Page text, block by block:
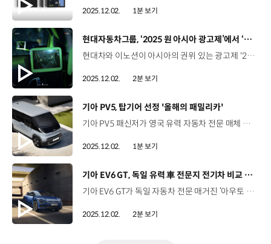
2025.12.02. 1분 보기
[동영상]
현대자동차그룹, ‘2025 원 아시아 광고제’에서 ‘올해의 브랜드’ 등 4관왕 쾌거
현대차와 이노션이 아시아의 권위 있는 광고제 '2025 원 아시아’에서 4관왕을 차지하며 브랜드 경쟁력을 입증했습니다. ‘원 아시아’는 ‘더 원 클럽 포 크리에이티비티’ 주관으로 지난 2020년부터, 아시아태평양 지역 내 최고의 크리에이티브 작품과 에이전시를 선정해오고 있습니다. 현대차는 지속적이고 혁신적인 브랜드 활동을 통해 한국 브랜드 최초로 '올해의 브랜드'로 선정됐고, 이노션도 국내 최초로 ‘올해의 에이전시’를 수상하며 전략적 크리에이티브 모델이 국제 무대에서도 경쟁력을 갖추고 있음을 입증했습니다. 현대차와 이노션이 공동 기획한 단편 영화 '밤낚시'는 브랜디드 엔터테인먼트와 크리에이티브 효과성 부문 등에서 '최고상’을 비롯해 12개의 상을 수상하며 '올해의 최고 캠페인'에 등극했습니다. 현대차그룹은 앞으로도 모빌리티 산업과 미디어 환경 변화 속에 새로운 방식으로 소통하기 위해 노력할 예정입니다.
2025.12.02. 2분 보기
[동영상]
기아 PV5, 탑기어 선정 '올해의 패밀리카'
기아 PV5 패신저가 영국 유력 자동차 전문 매체 탑기어(TopGear)가 주관하는 ‘2026 탑기어 어워즈’에서 ‘올해의 패밀리카’로 선정됐습니다. 그동안 올해의 패밀리카로는 SUV와 승용차가 선정됐지만 올해는 PV5 패신저가 공간 활용성, 실용성, 기능성을 바탕으로 밴으로서는 처음으로 수상의 영예를 안았는데요. “공간, 스타일, 주행성능, 정숙함 등 가족 고객을 위한 세심한 설계와 방향성이 눈에 띄는 차”라는 평가를 받았습니다. 한편 이번 시상식에서 현대차 ‘캐스퍼 일렉트릭’은 ‘올해의 경차(Supermini of the Year)’로 선정되며 유럽 내 경쟁이 치열한 소형 전기차 시장에서 디자인, 성능, 합리성 삼박자를 갖춘 차로 상품성을 인정받았습니다.
2025.12.02. 1분 보기
[동영상]
기아 EV6 GT, 독일 유력 車 전문지 전기차 비교 평가 1위
기아 EV6 GT가 독일 자동차 전문 매거진 ‘아우토 모토 운트 슈포트’가 최근 진행한 전기차 비교 평가에서 1위를 차지했습니다. 아우토 모토 운트 슈포트는 독일 3대 자동차 매거진 중 하나로 유럽 전역의 소비자들에게 큰 영향력을 미치는 매체인데요. 유럽 전기차 시장에서 치열하게 경쟁하고 있는 EV6 GT, 모델 Y, 폴스타 4를 대상으로 평가를 진행했습니다. 이번 비교 평가에서 EV6 GT는 파워트레인, 주행성능, 안전성, 바디 부문에서 최고점을 받아 총점 597점으로 경쟁 모델을 제쳤는데요. 최고 출력 448kW, 3.5초의 제로백 등 고성능 전기차 모델의 진면목을 선보였으며, 안전성 부문에서도 시속 100km/h에서 완전히 정지할 때까지의 제동 거리는 33.6m로 경쟁 모델들을 월등히 앞섰습니다. 기아는 앞으로도 다양한 전기차 라인업을 통해 고객들에게 새로운 전동화 경험을 선사해 나갈 계획입니다.
2025.12.02. 2분 보기